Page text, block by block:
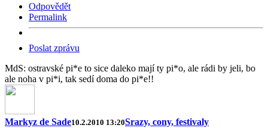
Odpovědět
Permalink
Poslat zprávu
MdS: ostravské pi*e to sice daleko mají ty pi*o, ale rádi by jeli, bo
ale noha v pi*i, tak sedí doma do pi*e!!
Markyz de Sade10.2.2010 13:20Srazy, cony, festivaly